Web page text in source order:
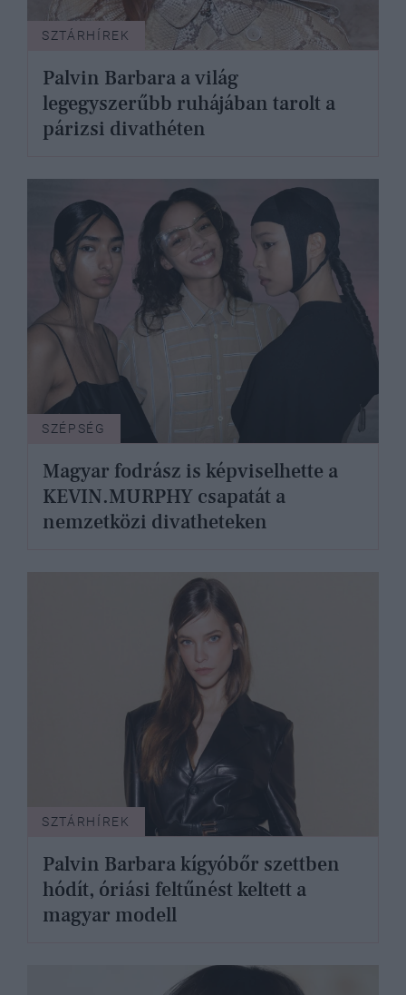
SZTÁRHÍREK
Palvin Barbara a világ
legegyszerűbb ruhájában tarolt a
párizsi divathéten
SZÉPSÉG
Magyar fodrász is képviselhette a
KEVIN.MURPHY csapatát a
nemzetközi divatheteken
SZTÁRHÍREK
Palvin Barbara kígyóbőr szettben
hódít, óriási feltűnést keltett a
magyar modell